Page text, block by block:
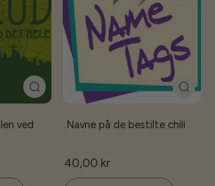
ved
.Navne på de bestilte chili
40,00 kr